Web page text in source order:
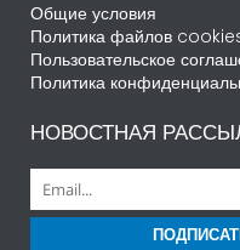
Общие условия
Политика файлов
Пользовательское
Политика
НОВОСТНАЯ